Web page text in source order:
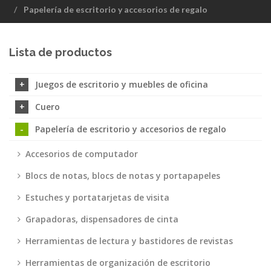
Papelería de escritorio y accesorios de regalo
Lista de productos
Juegos de escritorio y muebles de oficina
Cuero
Papelería de escritorio y accesorios de regalo
Accesorios de computador
Blocs de notas, blocs de notas y portapapeles
Estuches y portatarjetas de visita
Grapadoras, dispensadores de cinta
Herramientas de lectura y bastidores de revistas
Herramientas de organización de escritorio